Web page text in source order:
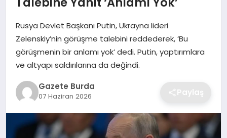
TEKNOLOJI
SAĞLIK
EĞITIM
DÜNYA
Rusya Devlet Başkanı Putin, Ukrayna lideri
Zelenskiy’nin görüşme talebini reddederek, ‘Bu
görüşmenin bir anlamı yok’ dedi. Putin, yaptırımlara
ve altyapı saldırılarına da değindi.
Gazete Burda
07 Haziran 2026 Paylaş